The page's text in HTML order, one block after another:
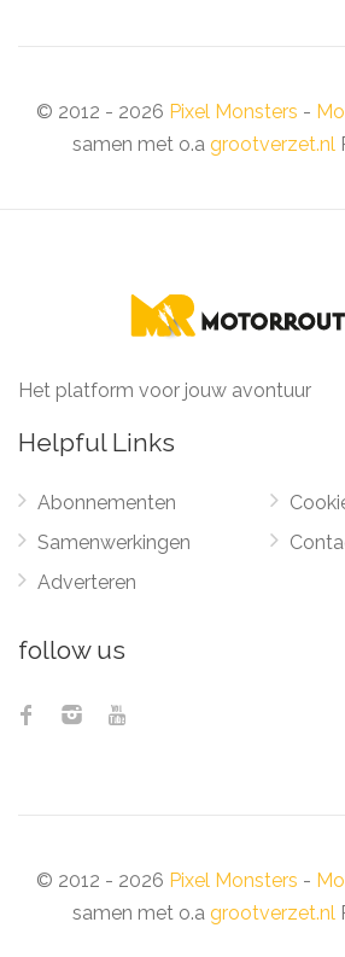
© 2012 - 2026 Pixel Monsters -
samen met o.a grootverzet.nl
Het platform voor jouw avontuur
Helpful Links
Abonnementen
Samenwerkingen
Adverteren
follow us
© 2012 - 2026 Pixel Monsters -
samen met o.a grootverzet.nl